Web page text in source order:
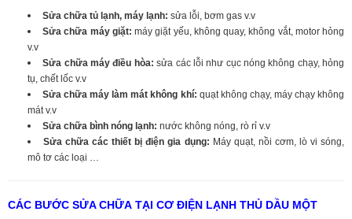
Sửa chữa tủ lạnh, máy lạnh: sửa lỗi, bơm gas v.v
Sửa chữa máy giặt:máy giặt yếu, không quay, không vắt, motor hỏng
v.v
Sửa chữa máy điều hòa: sửa các lỗi như cục nóng không chạy, hỏng
tụ, chết lốc v.v
Sửa chữa máy làm mát không khí: quạt không chạy, máy chạy không
mát v.v
Sửa chữa bình nóng lạnh: nước không nóng, rò rỉ v.v
Sửa chữa các thiết bị điện gia dụng: Máy quạt, nồi cơm, lò vi sóng,
mô tơ các loại …
CÁC BƯỚC SỬA CHỮA TẠI CƠ ĐIỆN LẠNH THỦ DẦU MỘT